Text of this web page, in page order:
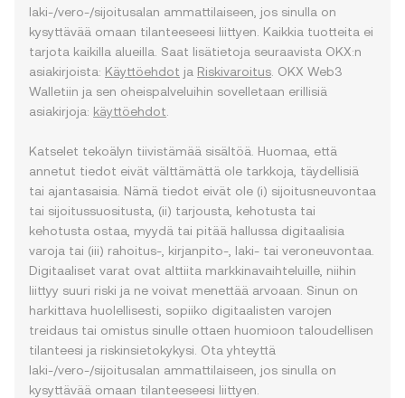
laki-/vero-/sijoitusalan ammattilaiseen, jos sinulla on
kysyttävää omaan tilanteeseesi liittyen. Kaikkia tuotteita ei
tarjota kaikilla alueilla. Saat lisätietoja seuraavista OKX:n
asiakirjoista: Käyttöehdot ja Riskivaroitus . OKX Web3
Walletiin ja sen oheispalveluihin sovelletaan erillisiä
asiakirjoja: käyttöehdot
Katselet tekoälyn tiivistämää sisältöä. Huomaa, että
annetut tiedot eivät välttämättä ole tarkkoja, täydellisiä
tai ajantasaisia. Nämä tiedot eivät ole (i) sijoitusneuvontaa
tai sijoitussuositusta, (ii) tarjousta, kehotusta tai
kehotusta ostaa, myydä tai pitää hallussa digitaalisia
varoja tai (iii) rahoitus-, kirjanpito-, laki- tai veroneuvontaa.
Digitaaliset varat ovat alttiita markkinavaihteluille, niihin
liittyy suuri riski ja ne voivat menettää arvoaan. Sinun on
harkittava huolellisesti, sopiiko digitaalisten varojen
treidaus tai omistus sinulle ottaen huomioon taloudellisen
tilanteesi ja riskinsietokykysi. Ota yhteyttä
laki-/vero-/sijoitusalan ammattilaiseen, jos sinulla on
kysyttävää omaan tilanteeseesi liittyen.